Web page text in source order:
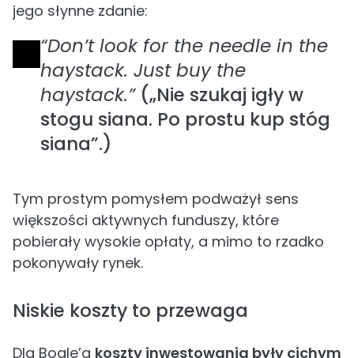
jego słynne zdanie:
“Don’t look for the needle in the
haystack. Just buy the
haystack.”(„Nie szukaj igły w
stogu siana. Po prostu kup stóg
siana”.)
Tym prostym pomysłem podważył sens
większości aktywnych funduszy, które
pobierały wysokie opłaty, a mimo to rzadko
pokonywały rynek.
Niskie koszty to przewaga
Dla Bogle’a koszty inwestowania były cichym